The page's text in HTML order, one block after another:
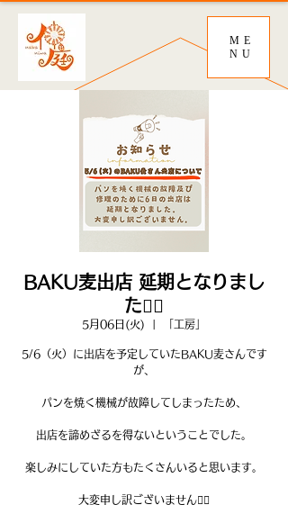
ME
NU
BAKU麦出店 延期となりまし
た🙇‍♀️
5月06日(火) 「工房」
5/6（火）に出店を予定していたBAKU麦さんです
が、
パンを焼く機械が故障してしまったため、
出店を諦めざるを得ないということでした。
楽しみにしていた方もたくさんいると思います。
大変申し訳ございません🙇‍♀️